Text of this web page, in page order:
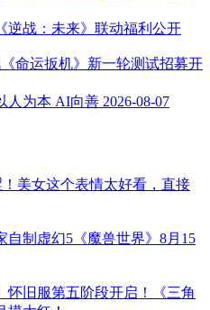
逆战：未来》联动福利公开
命运扳机》新一轮测试招募开
人为本 AI向善 2026-08-07
美女这个表情太好看，直接
自制虚幻5《魔兽世界》8月15
怀旧服第五阶段开启！《三角